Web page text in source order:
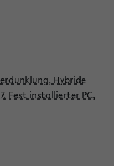
Hybride
Fest installierter PC,